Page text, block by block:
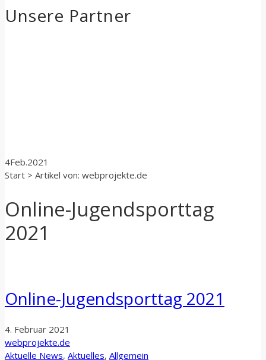
Unsere Partner
4Feb.2021
Start > Artikel von: webprojekte.de
Online-Jugendsporttag
2021
Online-Jugendsporttag 2021
4. Februar 2021
webprojekte.de
Aktuelle News, Aktuelles, Allgemein